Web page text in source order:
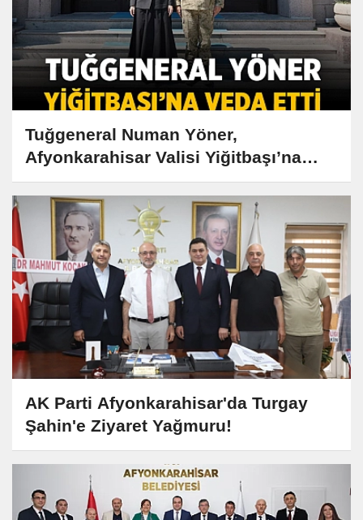
Tuğgeneral Numan Yöner,
Afyonkarahisar Valisi Yiğitbaşı’na
Veda Etti
AK Parti Afyonkarahisar'da Turgay
Şahin'e Ziyaret Yağmuru!